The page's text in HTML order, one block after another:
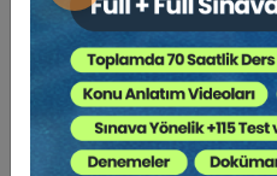
(m.) 88 ve m. 120 ile 6102
arasındaki ilişkinin ortaya
sonuca gidilmesi gerekir.
yapılırken, 5411 sayılı
Banka Kartları ve Kredi
de göz önünde